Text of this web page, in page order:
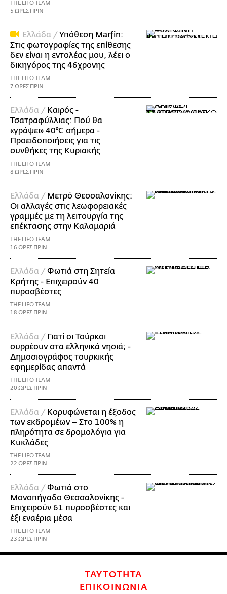
THE LIFO TEAM
5 ΩΡΕΣ ΠΡΙΝ
Ελλάδα / Υπόθεση Marfin:
Στις φωτογραφίες της επίθεσης
δεν είναι η εντολέας μου, λέει ο
δικηγόρος της 46χρονης
THE LIFO TEAM
7 ΩΡΕΣ ΠΡΙΝ
Ελλάδα / Καιρός -
Τσατραφύλλιας: Πού θα
«γράψει» 40°C σήμερα -
Προειδοποιήσεις για τις
συνθήκες της Κυριακής
THE LIFO TEAM
8 ΩΡΕΣ ΠΡΙΝ
Ελλάδα / Μετρό Θεσσαλονίκης:
Οι αλλαγές στις λεωφορειακές
γραμμές με τη λειτουργία της
επέκτασης στην Καλαμαριά
THE LIFO TEAM
16 ΩΡΕΣ ΠΡΙΝ
Ελλάδα / Φωτιά στη Σητεία
Κρήτης - Επιχειρούν 40
πυροσβέστες
THE LIFO TEAM
18 ΩΡΕΣ ΠΡΙΝ
Ελλάδα / Γιατί οι Τούρκοι
συρρέουν στα ελληνικά νησιά; -
Δημοσιογράφος τουρκικής
εφημερίδας απαντά
THE LIFO TEAM
20 ΩΡΕΣ ΠΡΙΝ
Ελλάδα / Κορυφώνεται η έξοδος
των εκδρομέων – Στο 100% η
πληρότητα σε δρομολόγια για
Κυκλάδες
THE LIFO TEAM
22 ΩΡΕΣ ΠΡΙΝ
Ελλάδα / Φωτιά στο
Μονοπήγαδο Θεσσαλονίκης -
Επιχειρούν 61 πυροσβέστες και
έξι εναέρια μέσα
THE LIFO TEAM
23 ΩΡΕΣ ΠΡΙΝ
ΤΑΥΤΟΤΗΤΑ
ΕΠΙΚΟΙΝΩΝΙΑ